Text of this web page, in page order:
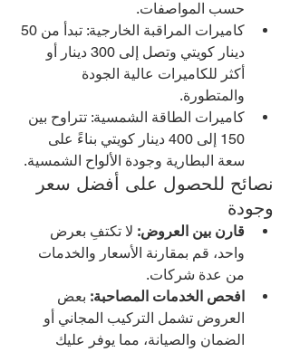
حسب المواصفات.
دينار كويتي وتصل إلى 300 دينار أو
أكثر للكاميرات عالية الجودة
والمتطورة.
كاميرات الطاقة الشمسية: تتراوح بين
150 إلى 400 دينار كويتي بناءً على
سعة البطارية وجودة الألواح الشمسية.
نصائح للحصول على أفضل سعر
وجودة
قارن بين العروض: لا تكتفِ بعرض
واحد، قم بمقارنة الأسعار والخدمات
من عدة شركات.
افحص الخدمات المصاحبة: بعض
العروض تشمل التركيب المجاني أو
الضمان والصيانة، مما يوفر عليك